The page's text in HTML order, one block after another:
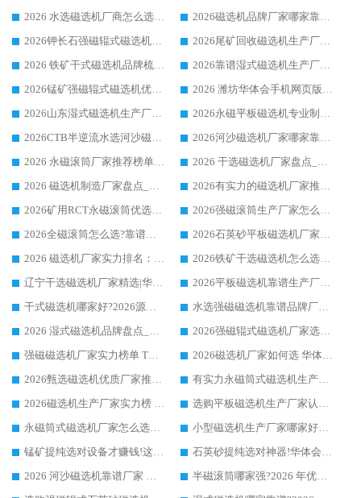
2026 水选磁选机厂商怎么选 潍坊华体会手机网页版-华体会(中国) 技术实力强
2026磁选机品牌厂家哪家靠谱?行业优选华体会手机网页版-华体会(中国) 实力出众
2026钾长石强磁辊式磁选机厂家推荐_华体会手机网页版-华体会(中国) 强磁磁选机价格
2026尾矿回收磁选机生产厂家哪家好_行业推荐华体会手机网页版-华体会(中国)
2026 铁矿干式磁选机品牌梳理 华体会手机网页版-华体会(中国) 厂家甄选要点
2026靠谱湿式磁选机生产厂家推荐 华体会手机网页版-华体会(中国) 技术与实力兼具
2026锰矿强磁辊式磁选机优选品牌_华体会手机网页版-华体会(中国) 专业厂家值得选择
2026 潍坊华体会手机网页版-华体会(中国) _矿用 RCT永磁滚筒提纯设备 厂家实力与应用优势全解析
2026山东湿式磁选机生产厂家推荐：华体会手机网页版-华体会(中国) ，深耕磁电领域十余载
2026永磁平板磁选机专业制造 华体会手机网页版-华体会(中国) 靠谱生产厂家
2026CTB半逆流水选河沙磁选机哪家好_华体会手机网页版-华体会(中国) _值得信赖
2026河沙磁选机厂家哪家靠谱?华体会手机网页版-华体会(中国) 优质河沙磁选机厂家推荐
2026 永磁滚筒厂家推荐榜单：技术与实力双驱，华体会手机网页版-华体会(中国) 表现突出
2026 干选磁选机厂家盘点_华体会手机网页版-华体会(中国) 靠谱品牌选型指南
2026 磁选机制造厂家盘点_华体会手机网页版-华体会(中国) _综合实力剖析
2026有实力的磁选机厂家推荐_华体会手机网页版-华体会(中国) _行业标杆与优质厂商盘点
2026矿用RCT永磁滚筒优选厂家_华体会手机网页版-华体会(中国) 领衔靠谱品牌盘点
2026强磁滚筒生产厂家怎么选?行业口碑推荐华体会手机网页版-华体会(中国)
2026全磁滚筒怎么选?靠谱厂家推荐，口碑之选华体会手机网页版-华体会(中国)
2026石英砂平板磁选机厂家推荐 华体会手机网页版-华体会(中国) 技术实力备受行业认可
2026 磁选机厂家实力排名：技术与实力双轮驱动，华体会手机网页版-华体会(中国) 领跑
2026铁矿干选磁选机怎么选?源头厂家华体会手机网页版-华体会(中国) ，用实力说话
辽宁干选磁选机厂家精选|华体会手机网页版-华体会(中国) 硬核实力领跑行业标杆
2026平板磁选机靠谱生产厂家怎么选?行业标杆华体会手机网页版-华体会(中国) ，凭硬实力脱颖而出
干式磁选机哪家好?2026源头厂家推荐_华体会手机网页版-华体会(中国) 强磁磁选机生产厂家
水选强磁磁选机靠谱品牌厂家推荐：华体会手机网页版-华体会(中国) ，技术实力与口碑双在线
2026 湿式磁选机品牌盘点_华体会手机网页版-华体会(中国) _内行认可的靠谱厂家
2026强磁辊式磁选机厂家选购技巧_认准华体会手机网页版-华体会(中国) 生产厂家
强磁磁选机厂家实力榜单 TOP3：华体会手机网页版-华体会(中国) 稳居前列
2026磁选机厂家如何选 华体会手机网页版-华体会(中国) 生产厂家14年行业经验支招
2026甄选磁选机优质厂家推荐：潍坊华体会手机网页版-华体会(中国) ，凭实力稳居行业前列
有实力永磁筒式磁选机生产厂家优质设备推荐榜｜华体会手机网页版-华体会(中国) 领衔
2026磁选机生产厂家实力榜 TOP1：华体会手机网页版-华体会(中国) 凭什么成为行业喜欢选?
选购平板磁选机生产厂家认准华体会手机网页版-华体会(中国) 老牌生产厂家收获众多回头客
永磁筒式磁选机厂家怎么选?14 年老厂华体会手机网页版-华体会(中国) 凭实力出圈，这 5 大优势太圈粉
小型磁选机生产厂家哪家好?2026 年实测推荐，华体会手机网页版-华体会(中国) 十年口碑厂值得闭眼入
锰矿提纯选对设备才赚钱!这家临朐厂家的强磁辊磁选机凭啥成行业标杆?
石英砂提纯选对神器!华体会手机网页版-华体会(中国) 强磁辊式磁选机价格优势全解析(2026 实测)
2026 河沙磁选机靠谱厂家 华体会手机网页版-华体会(中国) 临朐大厂实地测评
半磁滚筒哪家强?2026 年优质厂家推荐，华体会手机网页版-华体会(中国) 为什么能领跑行业